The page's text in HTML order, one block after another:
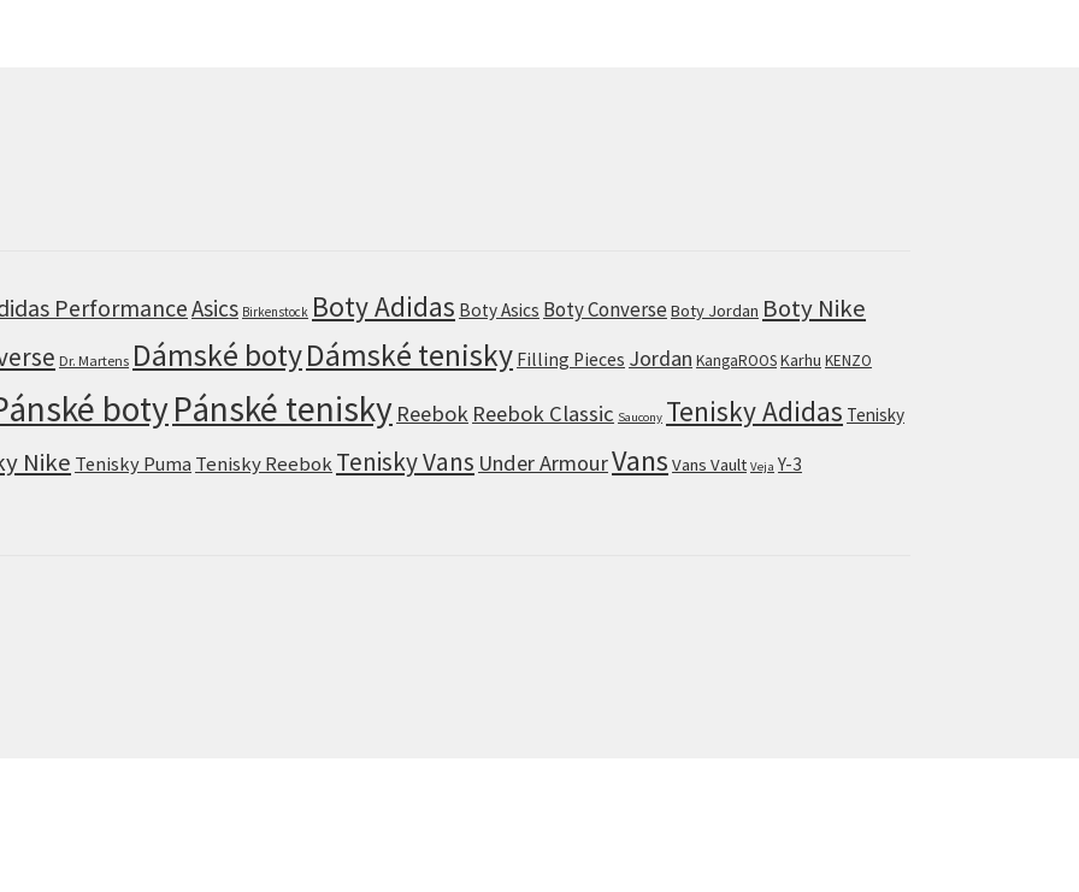
PerformanceAsics Birkenstock Boty Adidas Boty Asics Boty Converse Boty Jordan Boty Nike
Dr. Martens Dámské botyDámské tenisky Filling Pieces Jordan KangaROOSKarhu KENZO
botyPánské tenisky Reebok Reebok Classic Saucony Tenisky Adidas Tenisky
Nike Tenisky Puma Tenisky ReebokTenisky Vans Under ArmourVans Vans Vault Veja Y-3